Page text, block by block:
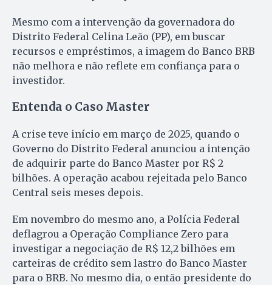
Mesmo com a intervenção da governadora do
Distrito Federal Celina Leão (PP), em buscar
recursos e empréstimos, a imagem do Banco BRB
não melhora e não reflete em confiança para o
investidor.
Entenda o Caso Master
A crise teve início em março de 2025, quando o
Governo do Distrito Federal anunciou a intenção
de adquirir parte do Banco Master por R$ 2
bilhões. A operação acabou rejeitada pelo Banco
Central seis meses depois.
Em novembro do mesmo ano, a Polícia Federal
deflagrou a Operação Compliance Zero para
investigar a negociação de R$ 12,2 bilhões em
carteiras de crédito sem lastro do Banco Master
para o BRB. No mesmo dia, o então presidente do